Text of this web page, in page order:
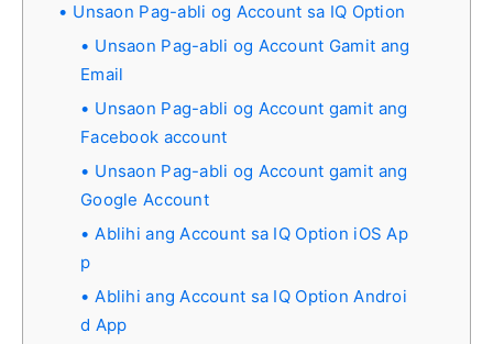
Unsaon Pag-abli og Account sa IQ Option
Unsaon Pag-abli og Account Gamit ang
Email
Unsaon Pag-abli og Account gamit ang
Facebook account
Unsaon Pag-abli og Account gamit ang
Google Account
Ablihi ang Account sa IQ Option iOS Ap
p
Ablihi ang Account sa IQ Option Androi
d App